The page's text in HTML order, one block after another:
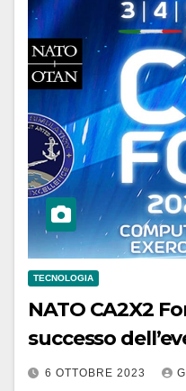
TECNOLOGIA
NATO CA2X2
successo
6 OTTOBRE 2023